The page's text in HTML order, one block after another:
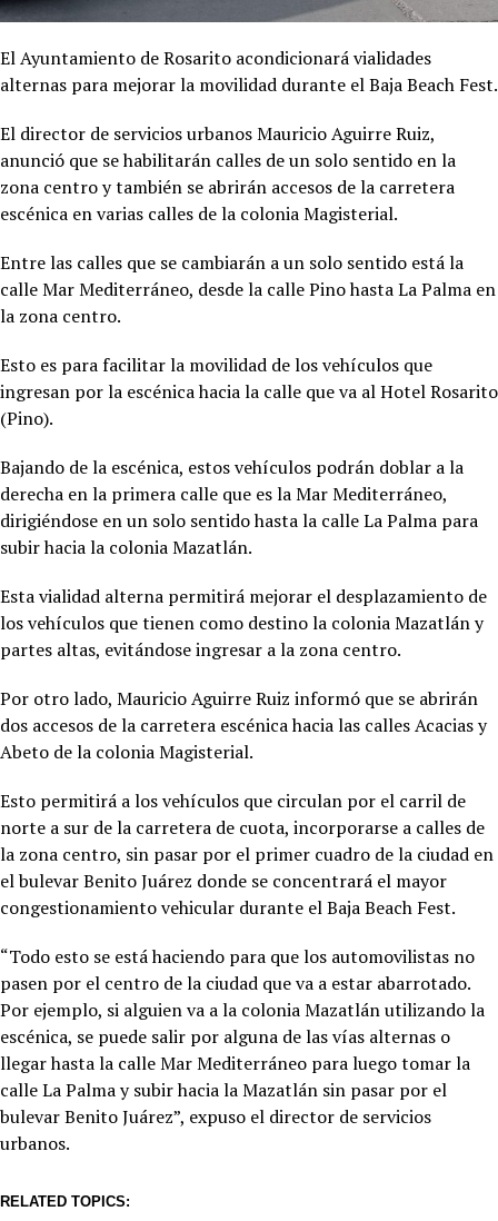
El Ayuntamiento de Rosarito acondicionará vialidades
alternas para mejorar la movilidad durante el Baja Beach Fest.
El director de servicios urbanos Mauricio Aguirre Ruiz,
anunció que se habilitarán calles de un solo sentido en la
zona centro y también se abrirán accesos de la carretera
escénica en varias calles de la colonia Magisterial.
Entre las calles que se cambiarán a un solo sentido está la
calle Mar Mediterráneo, desde la calle Pino hasta La Palma en
la zona centro.
Esto es para facilitar la movilidad de los vehículos que
ingresan por la escénica hacia la calle que va al Hotel Rosarito
(Pino).
Bajando de la escénica, estos vehículos podrán doblar a la
derecha en la primera calle que es la Mar Mediterráneo,
dirigiéndose en un solo sentido hasta la calle La Palma para
subir hacia la colonia Mazatlán.
Esta vialidad alterna permitirá mejorar el desplazamiento de
los vehículos que tienen como destino la colonia Mazatlán y
partes altas, evitándose ingresar a la zona centro.
Por otro lado, Mauricio Aguirre Ruiz informó que se abrirán
dos accesos de la carretera escénica hacia las calles Acacias y
Abeto de la colonia Magisterial.
Esto permitirá a los vehículos que circulan por el carril de
norte a sur de la carretera de cuota, incorporarse a calles de
la zona centro, sin pasar por el primer cuadro de la ciudad en
el bulevar Benito Juárez donde se concentrará el mayor
congestionamiento vehicular durante el Baja Beach Fest.
“Todo esto se está haciendo para que los automovilistas no
pasen por el centro de la ciudad que va a estar abarrotado.
Por ejemplo, si alguien va a la colonia Mazatlán utilizando la
escénica, se puede salir por alguna de las vías alternas o
llegar hasta la calle Mar Mediterráneo para luego tomar la
calle La Palma y subir hacia la Mazatlán sin pasar por el
bulevar Benito Juárez”, expuso el director de servicios
urbanos.
RELATED TOPICS: